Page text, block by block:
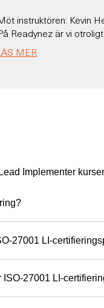
instruktören: Kevin
Readynez är vi
ger honom
varför. Hans passion för
respekterade
börjar med
globalt – och för
Redo att gå en kurs
MER
Implementer
27001 LI-
27001 LI-